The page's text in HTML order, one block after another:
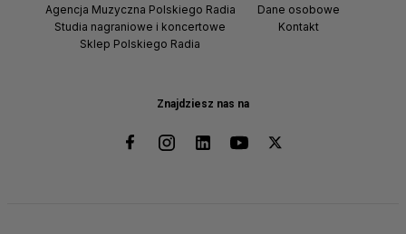
Znajdziesz nas na
Agencja Muzyczna Polskiego Radia
Studia nagraniowe i koncertowe
Sklep Polskiego Radia
Dane osobowe
Kontakt